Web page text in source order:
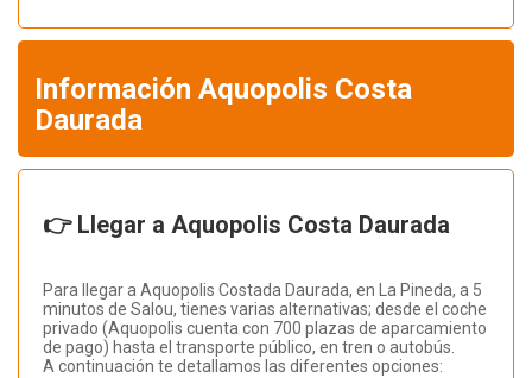
Información Aquopolis Costa
Daurada
👉 Llegar a Aquopolis Costa Daurada
Para llegar a Aquopolis Costada Daurada, en La Pineda, a 5
minutos de Salou, tienes varias alternativas; desde el coche
privado (Aquopolis cuenta con 700 plazas de aparcamiento
de pago) hasta el transporte público, en tren o autobús.
A continuación te detallamos las diferentes opciones: